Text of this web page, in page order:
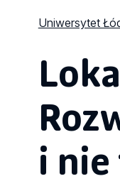
Uniwersytet
i